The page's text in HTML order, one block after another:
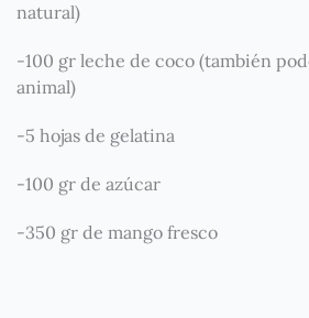
natural)
-100 gr leche de coco (también
animal)
-5 hojas de gelatina
-100 gr de azúcar
-350 gr de mango fresco